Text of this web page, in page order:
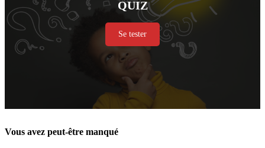
QUIZ
Se tester
Vous avez peut-être manqué